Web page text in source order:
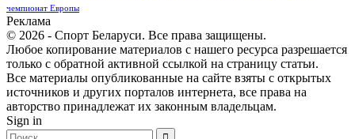
чемпионат Европы
Реклама
© 2026 - Спорт Беларуси. Все права защищены.
Любое копирование материалов с нашего ресурса разрешается
только с обратной активной ссылкой на страницу статьи.
Все материалы опубликованные на сайте взяты с открытых
источников и других порталов интернета, все права на
авторство принадлежат их законным владельцам.
Sign in